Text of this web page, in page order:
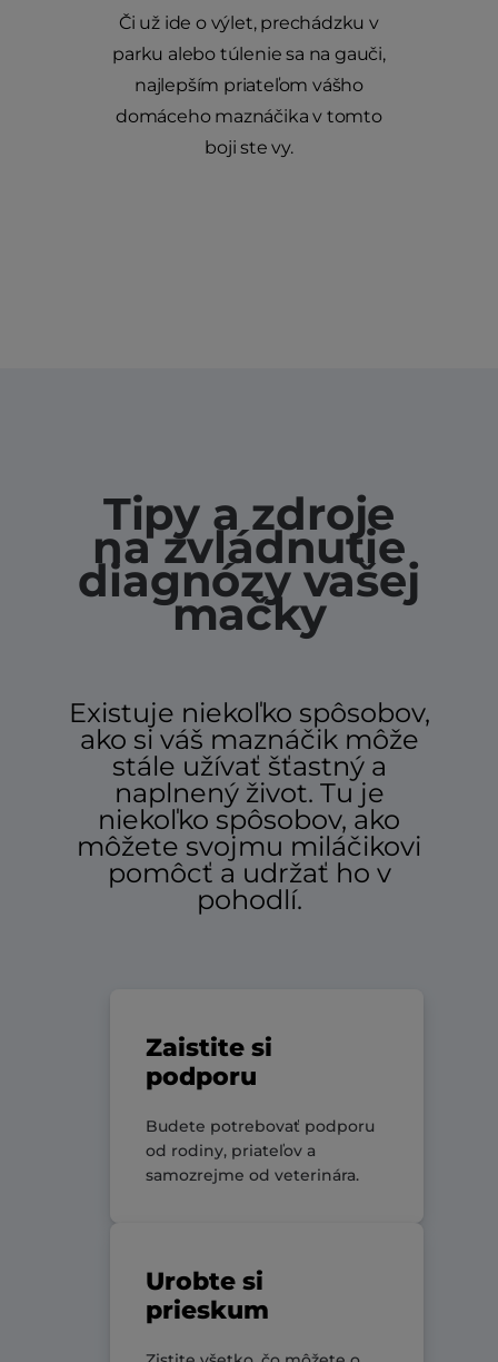
Či už ide o výlet, prechádzku v
parku alebo túlenie sa na gauči,
najlepším priateľom vášho
domáceho maznáčika v tomto
boji ste vy.
Tipy a zdroje
na zvládnutie
diagnózy vašej
mačky
Existuje niekoľko spôsobov,
ako si váš maznáčik môže
stále užívať šťastný a
naplnený život. Tu je
niekoľko spôsobov, ako
môžete svojmu miláčikovi
pomôcť a udržať ho v
pohodlí.
Zaistite si
podporu
Budete potrebovať podporu
od rodiny, priateľov a
samozrejme od veterinára.
Urobte si
prieskum